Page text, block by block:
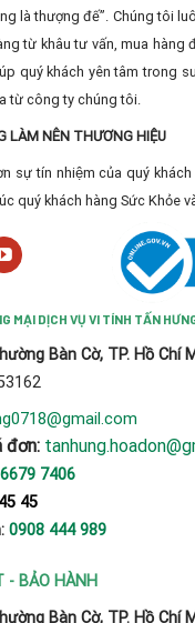
là thượng đế”. Chúng tôi
từ khâu tư vấn, mua hàng
quý khách yên tâm trong
từ công ty chúng tôi.
LÀM NÊN THƯƠNG HIỆU
sự tín nhiệm của quý
quý khách hàng Sức Khỏe
MẠI DỊCH VỤ VI TÍNH TẤN
Bàn Cờ, TP. Hồ Chí
đơn:
7406
45
0908 444 989
- BẢO HÀNH
Bàn Cờ, TP. Hồ Chí